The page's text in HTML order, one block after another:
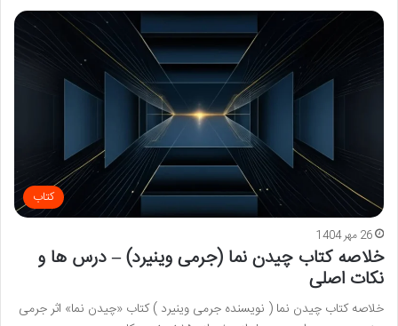
کتاب
26 مهر 1404
خلاصه کتاب چیدن نما (جرمی وینیرد) – درس ها و
نکات اصلی
خلاصه کتاب چیدن نما ( نویسنده جرمی وینیرد ) کتاب «چیدن نما» اثر جرمی